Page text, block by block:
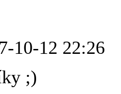
10-12 22:26
;)